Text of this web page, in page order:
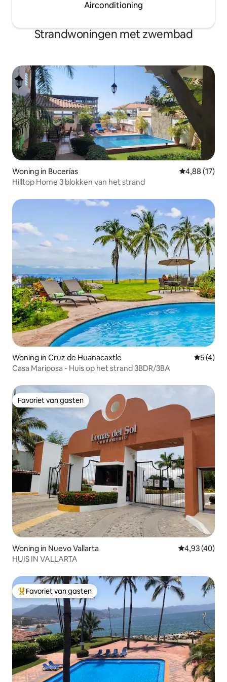
Airconditioning
Strandwoningen met zwembad
Woning in Bucerías Gemiddelde
4,88 (17)
Hilltop Home 3 blokken van het strand
Woning in Cruz de Huanacaxtle
5 (4)
Casa Mariposa - Huis op het strand 3BDR/3BA
Favoriet van gasten
Favoriet van gasten
Woning in Nuevo Vallarta Gemiddelde
4,93 (40)
HUIS IN VALLARTA
Topfavoriet van gasten
Favoriet van gasten